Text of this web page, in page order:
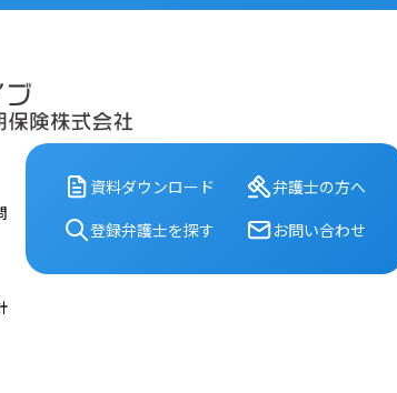
資料ダウンロード
登録弁護⼠を探す
弁護⼠の⽅へ
お問い合わせ